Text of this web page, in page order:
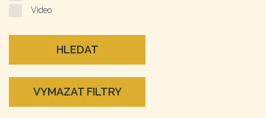
Video
HLEDAT
VYMAZAT FILTRY